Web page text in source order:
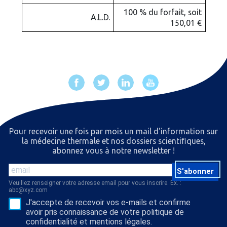
A.L.D.
100 % du forfait, soit
150,01 €
Pour recevoir une fois par mois un mail d'information sur
la médecine thermale et nos dossiers scientiﬁques,
abonnez vous à notre newsletter !
S'abonner
Veuillez renseigner votre adresse email pour vous inscrire. Ex. :
abc@xyz.com
J'accepte de recevoir vos e-mails et confirme
avoir pris connaissance de votre politique de
confidentialité et mentions légales.